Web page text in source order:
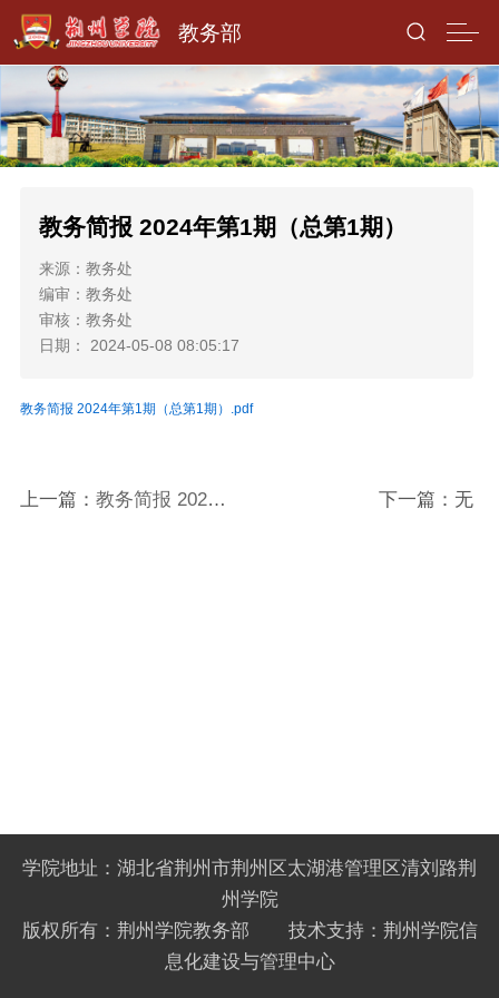
教务部
教务简报 2024年第1期（总第1期）
来源：教务处
编审：教务处
审核：教务处
日期： 2024-05-08 08:05:17
教务简报 2024年第1期（总第1期）.pdf
上一篇： 教务简报 2024
下一篇：无
学院地址：湖北省荆州市荆州区太湖港管理区清刘路荆
州学院
版权所有：荆州学院教务部 技术支持：荆州学院信
息化建设与管理中心